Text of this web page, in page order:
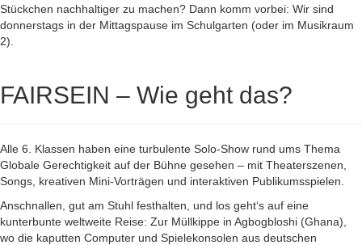
Stückchen nachhaltiger zu machen? Dann komm vorbei: Wir sind
donnerstags in der Mittagspause im Schulgarten (oder im Musikraum
2).
FAIRSEIN – Wie geht das?
Alle 6. Klassen haben eine turbulente Solo-Show rund ums Thema
Globale Gerechtigkeit auf der Bühne gesehen – mit Theaterszenen,
Songs, kreativen Mini-Vorträgen und interaktiven Publikumsspielen.
Anschnallen, gut am Stuhl festhalten, und los geht‘s auf eine
kunterbunte weltweite Reise: Zur Müllkippe in Agbogbloshi (Ghana),
wo die kaputten Computer und Spielekonsolen aus deutschen